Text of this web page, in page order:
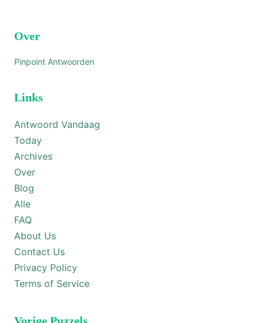
Over
Pinpoint Antwoorden
Links
Antwoord Vandaag
Today
Archives
Over
Blog
Alle
FAQ
About Us
Contact Us
Privacy Policy
Terms of Service